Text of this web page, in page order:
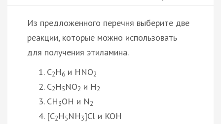
Из предложенного перечня выберите две
реакции, которые можно использовать
для получения этиламина.
C2H6 и HNO2
C2H5NO2 и H2
CH3OH и N2
[C2H5NH3]Cl и KOH